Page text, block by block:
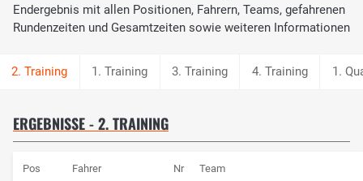
Endergebnis mit allen Positionen, Fahrern, Teams, gefahrenen
Rundenzeiten und Gesamtzeiten sowie weiteren Informationen
1. Training 3. Training 4. Training 1.
ERGEBNISSE - 2. TRAINING
Pos Fahrer Nr Team